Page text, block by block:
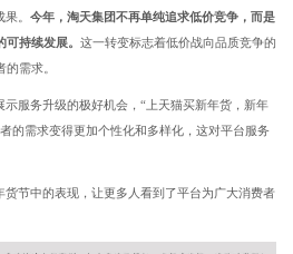
。 今年，淘天集团不再单纯追求低价竞争，而是
持续发展。 这一转变标志着低价战向品质竞争的
需求。
示服务升级的极好机会，“上天猫买新年货，新年
的需求变得更加个性化和多样化，这对平台服务
货节中的表现，让更多人看到了平台为广大消费者